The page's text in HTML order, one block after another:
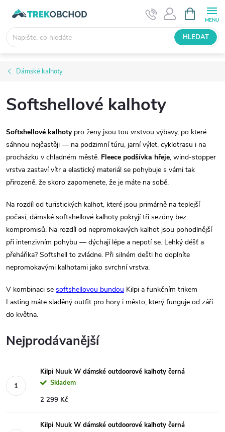
obsah
NÁKUPNÍ
KOŠÍK
HLEDAT
Dámské kalhoty
Softshellové kalhoty
Softshellové kalhotypro ženy jsou tou vrstvou výbavy, po které
sáhnou nejčastěji — na podzimní túru, jarní výlet, cyklotrasu i na
procházku v chladném městě. Fleece podšívka hřeje, wind-stopper
vrstva zastaví vítr a elastický materiál se pohybuje s vámi tak
přirozeně, že skoro zapomenete, že je máte na sobě.
Na rozdíl od turistických kalhot, které jsou primárně na teplejší
počasí, dámské softshellové kalhoty pokryjí tři sezóny bez
kompromisů. Na rozdíl od nepromokavých kalhot jsou pohodlnější
při intenzivním pohybu — dýchají lépe a nepotí se. Lehký déšť a
přeháňka? Softshell to zvládne. Při silném dešti ho doplníte
nepromokavými kalhotami jako svrchní vrstva.
V kombinaci se softshellovou bundou Kilpi a funkčním trikem
Lasting máte sladěný outfit pro hory i město, který funguje od září
do května.
Nejprodávanější
Kilpi Nuuk W dámské outdoorové kalhoty černá
Skladem
2 299 Kč
Kilpi Nuuk W dámské outdoorové kalhoty černá